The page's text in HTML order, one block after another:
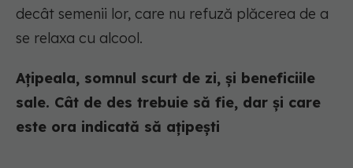
decât semenii lor, care nu refuză plăcerea de a
se relaxa cu alcool.
Ațipeala, somnul scurt de zi, și beneficiile
sale. Cât de des trebuie să fie, dar și care
este ora indicată să ațipești